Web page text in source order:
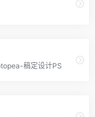
稿定设计PS